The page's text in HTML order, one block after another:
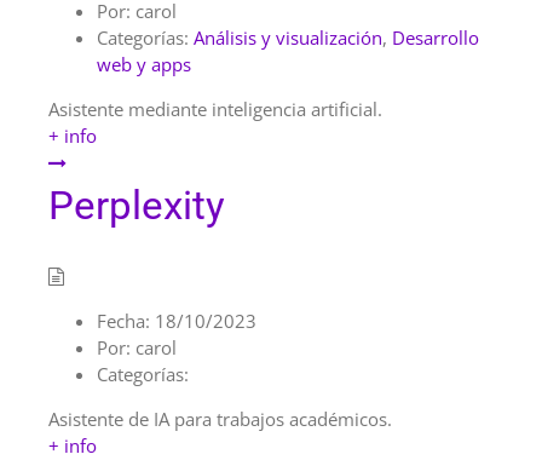
Por: carol
Categorías: Análisis y visualización, Desarrollo
web y apps
Asistente mediante inteligencia artificial.
+ info
Perplexity
Fecha: 18/10/2023
Por: carol
Categorías:
Asistente de IA para trabajos académicos.
+ info